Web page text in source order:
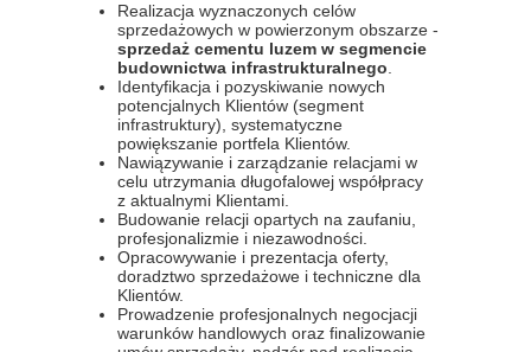
Realizacja wyznaczonych celów
sprzedażowych w powierzonym obszarze -
sprzedaż cementu luzem w segmencie
budownictwa infrastrukturalnego
Identyfikacja i pozyskiwanie nowych
potencjalnych Klientów (segment
infrastruktury), systematyczne
powiększanie portfela Klientów.
Nawiązywanie i zarządzanie relacjami w
celu utrzymania długofalowej współpracy
z aktualnymi Klientami.
Budowanie relacji opartych na zaufaniu,
profesjonalizmie i niezawodności.
Opracowywanie i prezentacja oferty,
doradztwo sprzedażowe i techniczne dla
Klientów.
Prowadzenie profesjonalnych negocjacji
warunków handlowych oraz finalizowanie